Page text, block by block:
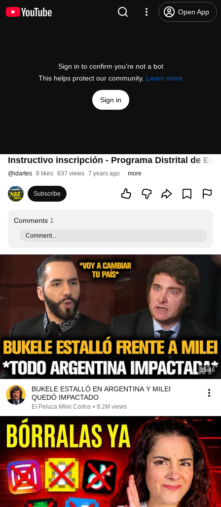
Open App
Sign in to confirm you’re not a bot
This helps protect our community. Learn more
Sign in
Instructivo inscripción - Programa Distrital de
@idartes 8 likes 637 views 7 years ago more
Subscribe
Comments 1
Comment...
35:46
BUKELE ESTALLÓ EN ARGENTINA Y MILEI
QUEDÓ IMPACTADO
El Peluca Milei Cortos • 9.2M views